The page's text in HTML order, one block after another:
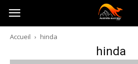
Australia-
australie.com
Accueil hinda
hinda